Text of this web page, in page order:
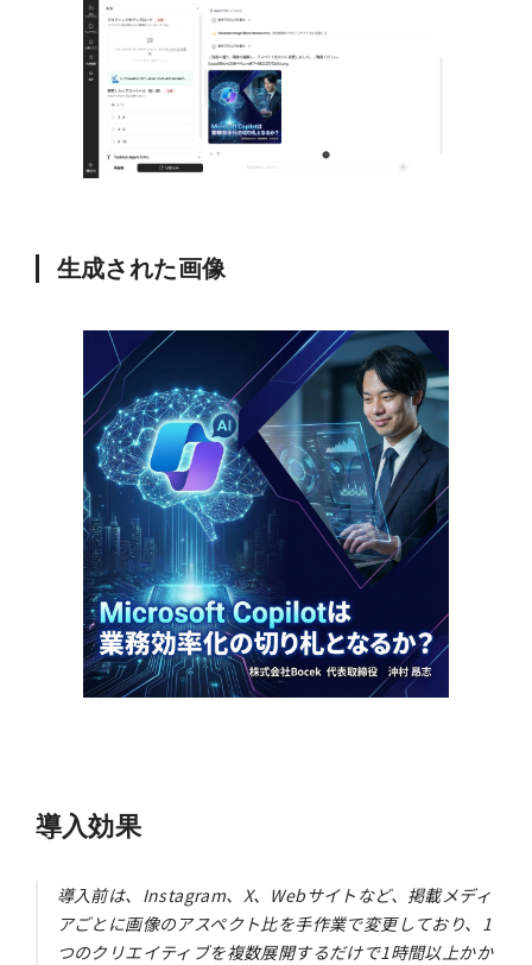
生成された画像
導入効果
導入前は、Instagram、X、Webサイトなど、掲載メディ
アごとに画像のアスペクト比を手作業で変更しており、1
つのクリエイティブを複数展開するだけで1時間以上かか